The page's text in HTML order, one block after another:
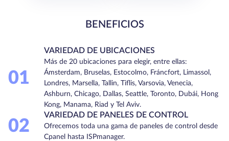
BENEFICIOS
01
VARIEDAD DE UBICACIONES
Más de 20 ubicaciones para elegir, entre ellas:
Ámsterdam, Bruselas, Estocolmo, Fráncfort, Limassol,
Londres, Marsella, Tallin, Tiflis, Varsovia, Venecia,
Ashburn, Chicago, Dallas, Seattle, Toronto, Dubái, Hong
Kong, Manama, Riad y Tel Aviv.
02
VARIEDAD DE PANELES DE CONTROL
Ofrecemos toda una gama de paneles de control desde
Cpanel hasta ISPmanager.